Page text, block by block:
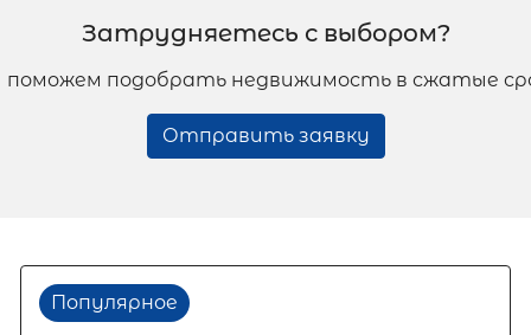
Затрудняетесь с выбором?
подобрать недвижимость в сжатые
Отправить заявку
Популярное